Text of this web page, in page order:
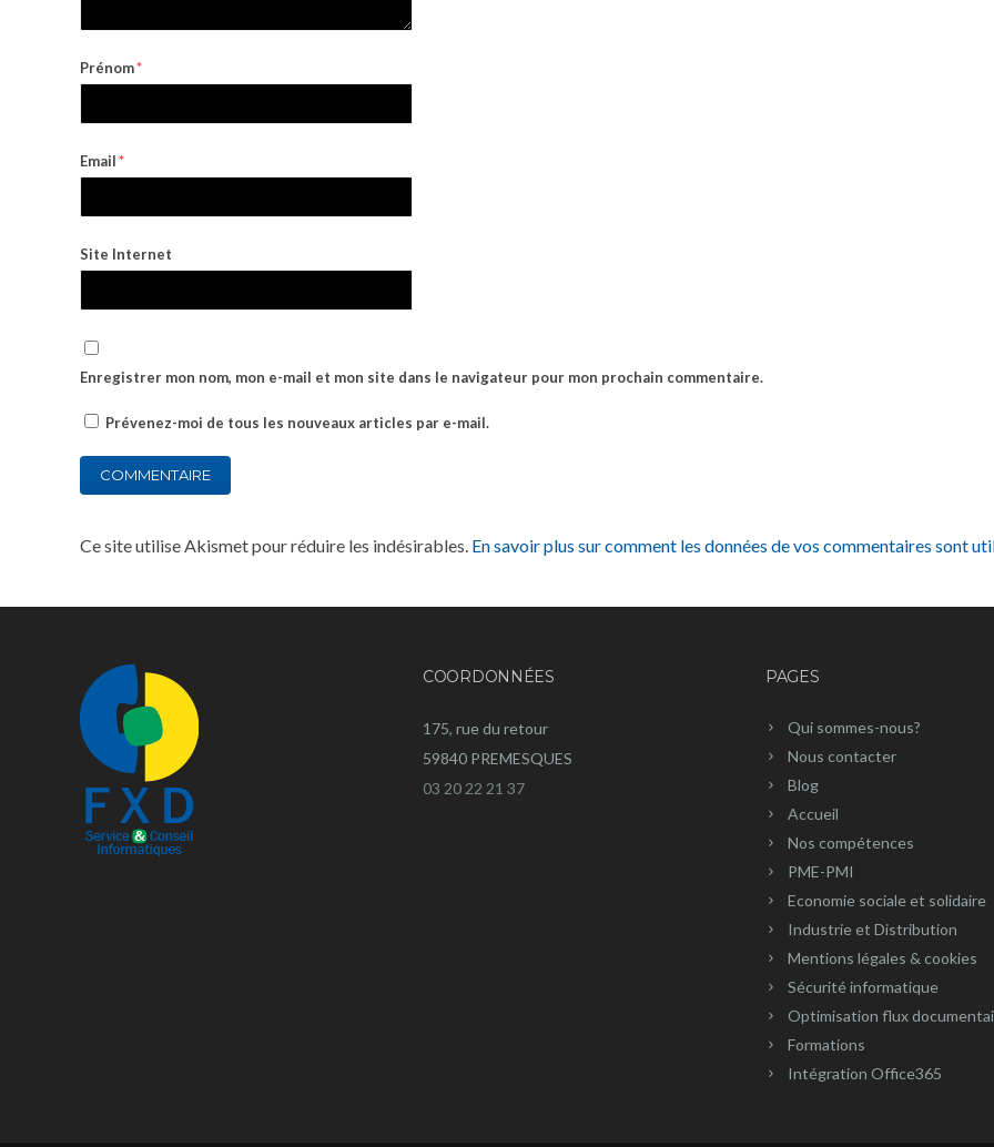
Prénom*
Email*
Site Internet
Enregistrer mon nom, mon e-mail et mon site dans le navigateur pour mon prochain commentaire.
Prévenez-moi de tous les nouveaux articles par e-mail.
Ce site utilise Akismet pour réduire les indésirables. En savoir plus sur comment les données de vos commentaires sont
COORDONNÉES
175, rue du retour
59840 PREMESQUES
03 20 22 21 37
PAGES
Qui sommes-nous?
Nous contacter
Blog
Accueil
Nos compétences
PME-PMI
Economie sociale et solidaire
Industrie et Distribution
Mentions légales & cookies
Sécurité informatique
Optimisation flux
Formations
Intégration Office365